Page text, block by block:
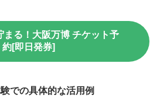
まる！大阪万博 チケット予
約[即日発券]
での具体的な活用例